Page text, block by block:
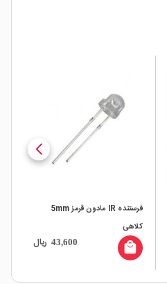
فرستنده IR مادون قرمز 5mm
کلاهی
43,600 ریال local_mall